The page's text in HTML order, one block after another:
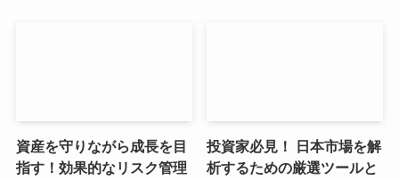
資産を守りながら成長を目
指す！効果的なリスク管理
投資家必見！ 日本市場を解
析するための厳選ツールと